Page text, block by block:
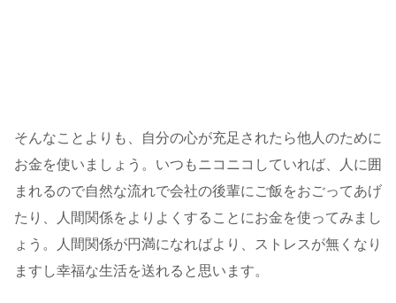
そんなことよりも、自分の心が充足されたら他人のために
お金を使いましょう。いつもニコニコしていれば、人に囲
まれるので自然な流れで会社の後輩にご飯をおごってあげ
たり、人間関係をよりよくすることにお金を使ってみまし
ょう。人間関係が円満になればより、ストレスが無くなり
ますし幸福な生活を送れると思います。